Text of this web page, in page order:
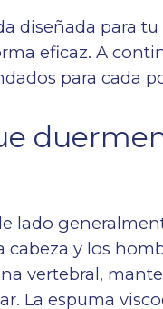
diseñada para
eficaz. A
para cada
lado
y los
vertebral,
La espuma